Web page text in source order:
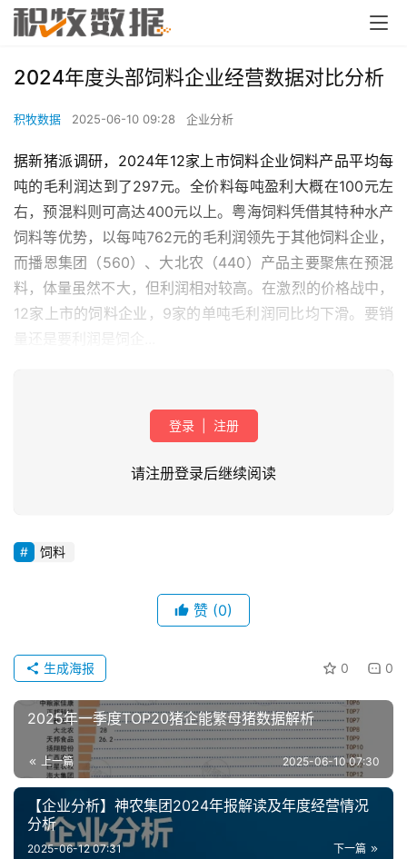
讯
闻
分
报
告
2024年度头部饲料企业经营数据对比分析
积牧数据 2025-06-10 09:28 企业分析
据新猪派调研，2024年12家上市饲料企业饲料产品平均每
吨的毛利润达到了297元。全价料每吨盈利大概在100元左
右，预混料则可高达400元以上。粤海饲料凭借其特种水产
饲料等优势，以每吨762元的毛利润领先于其他饲料企业，
而播恩集团（560）、大北农（440）产品主要聚焦在预混
料，体量虽然不大，但利润相对较高。在激烈的价格战中，
12家上市的饲料企业，9家的单吨毛利润同比均下滑。要销
量还是要利润是饲企...
登录 注册
请注册登录后继续阅读
饲料
赞 (0)
0 0
生成海报
2025年一季度TOP20猪企能繁母猪数据解析
上一篇 2025-06-10 07:30
【企业分析】神农集团2024年报解读及年度经营情况
分析
下一篇
2025-06-12 07:31